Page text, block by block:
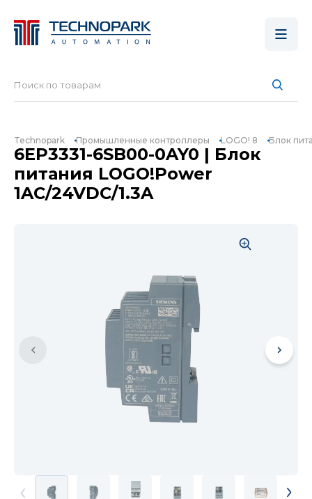
Technopark Промышленные контроллеры LOGO! 8 Блок
6EP3331-6SB00-0AY0 | Блок
питания LOGO!Power
1AC/24VDC/1.3A